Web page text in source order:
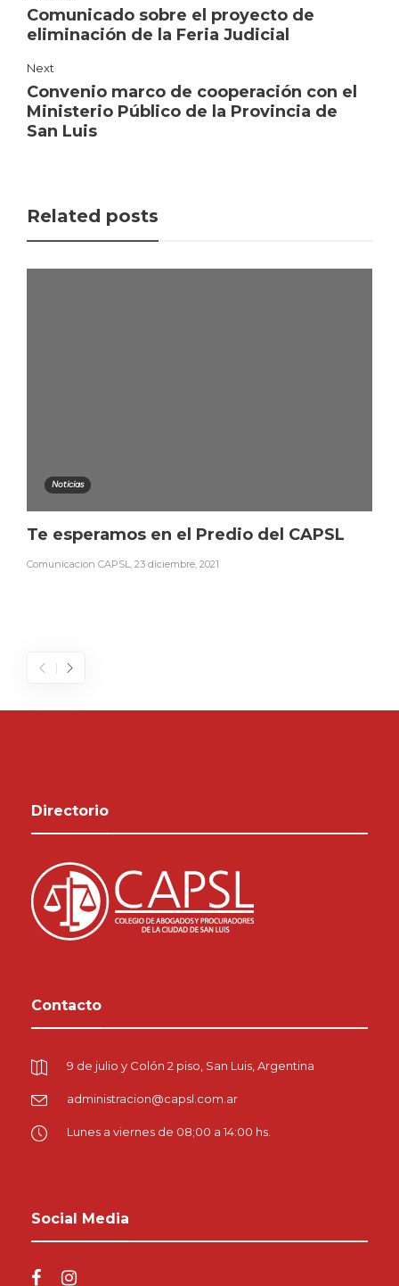
Comunicado sobre el proyecto de
eliminación de la Feria Judicial
Next
Convenio marco de cooperación con el
Ministerio Público de la Provincia de
San Luis
Related posts
Noticias
Te esperamos en el Predio del CAPSL
Comunicacion CAPSL, 23 diciembre, 2021
Directorio
Contacto
9 de julio y Colón 2 piso, San Luis, Argentina
administracion@capsl.com.ar
Lunes a viernes de 08;00 a 14:00 hs.
Social Media